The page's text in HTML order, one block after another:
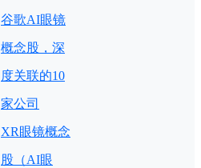
谷歌AI眼镜
概念股，深
度关联的10
家公司
XR眼镜概念
股（AI眼